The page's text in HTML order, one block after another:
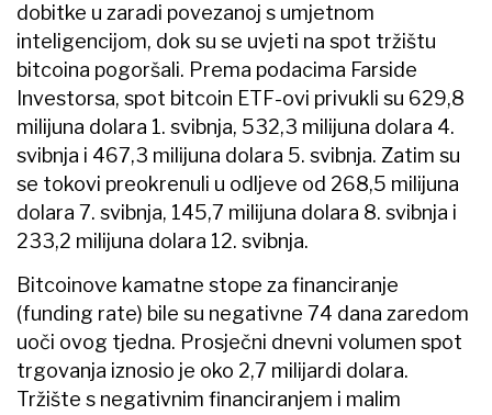
dobitke u zaradi povezanoj s umjetnom
inteligencijom, dok su se uvjeti na spot tržištu
bitcoina pogoršali. Prema podacima Farside
Investorsa, spot bitcoin ETF-ovi privukli su 629,8
milijuna dolara 1. svibnja, 532,3 milijuna dolara 4.
svibnja i 467,3 milijuna dolara 5. svibnja. Zatim su
se tokovi preokrenuli u odljeve od 268,5 milijuna
dolara 7. svibnja, 145,7 milijuna dolara 8. svibnja i
233,2 milijuna dolara 12. svibnja.
Bitcoinove kamatne stope za financiranje
(funding rate) bile su negativne 74 dana zaredom
uoči ovog tjedna. Prosječni dnevni volumen spot
trgovanja iznosio je oko 2,7 milijardi dolara.
Tržište s negativnim financiranjem i malim